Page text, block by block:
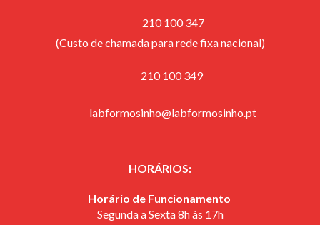
210 100 347
(Custo de chamada para rede fixa nacional)
​ 210 100 349
labformosinho@labformosinho.pt
HORÁRIOS:
Horário de Funcionamento
Segunda a Sexta 8h às 17h